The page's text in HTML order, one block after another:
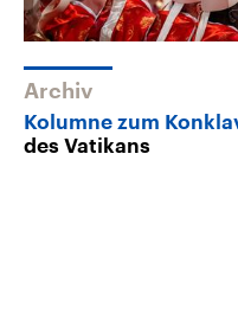
Archiv
Kolumne zum
des Vatikans